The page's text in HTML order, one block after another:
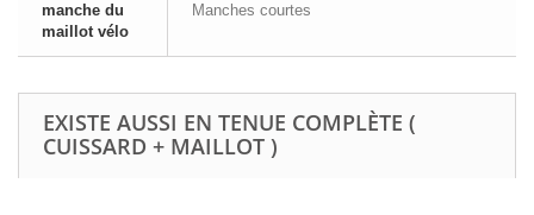
manche du
maillot vélo
Manches courtes
EXISTE AUSSI EN TENUE COMPLÈTE (
CUISSARD + MAILLOT )